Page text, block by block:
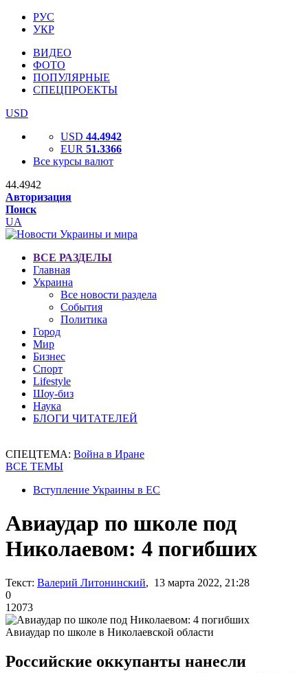
РУС
УКР
ВИДЕО
ФОТО
ПОПУЛЯРНЫЕ
СПЕЦПРОЕКТЫ
USD
USD 44.4942
EUR 51.3366
Все курсы валют
44.4942
Авторизация
Поиск
UA
ВСЕ РАЗДЕЛЫ
Главная
Украина
Все новости раздела
События
Политика
Город
Мир
Бизнес
Спорт
Lifestyle
Шоу-биз
Наука
БЛОГИ ЧИТАТЕЛЕЙ
СПЕЦТЕМА: Война в Иране
ВСЕ ТЕМЫ
Вступление Украины в ЕС
Авиаудар по школе под
Николаевом: 4 погибших
Текст: Валерий Литонинский, 13 марта 2022, 21:28
0
12073
Авиаудар по школе в Николаевской области
Российские оккупанты нанесли